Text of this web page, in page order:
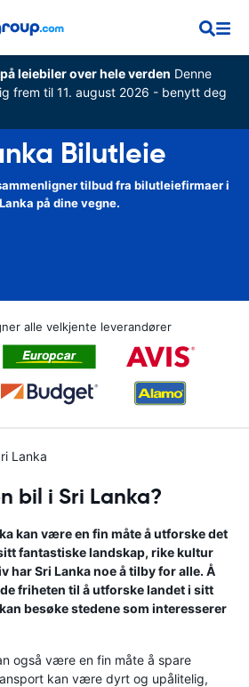
leiebiler over hele verden Denne
frem til 11. august 2026 - benytt deg
Bilutleie
tilbud fra bilutleiefirmaer i
på dine vegne.
alle velkjente leverandører
Lanka
bil i Sri Lanka?
kan være en fin måte å utforske det
fantastiske landskap, rike kultur
har Sri Lanka noe å tilby for alle. Å
friheten til å utforske landet i sitt
besøke stedene som interesserer
også være en fin måte å spare
kan være dyrt og upålitelig,